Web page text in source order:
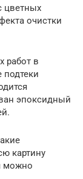
цветных
очистки
работ в
эпоксидный
картину
можно